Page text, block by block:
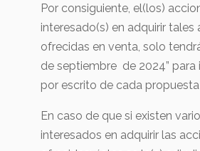
Por consiguiente, el(los)
interesado(s) en adquirir tales
ofrecidas en venta, solo
de septiembre de 2024” para
por escrito de cada
En caso de que si existen
interesados en adquirir las